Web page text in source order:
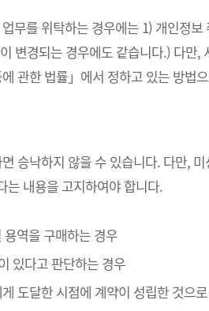
를 위탁하는 경우에는 1) 개인정
변경되는 경우에도 같습니다.) 다만
관한 법률」에서 정하고 있는 방법
승낙하지 않을 수 있습니다. 다만,
는 내용을 고지하여야 합니다.
역을 구매하는 경우
있다고 판단하는 경우
도달한 시점에 계약이 성립한 것으